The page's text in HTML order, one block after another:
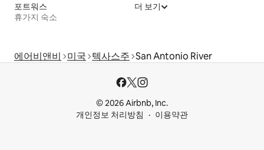
포트워스
휴가지 숙소
더 보기
에어비앤비 미국 텍사스주 San Antonio River
© 2026 Airbnb, Inc.
개인정보 처리방침
이용약관